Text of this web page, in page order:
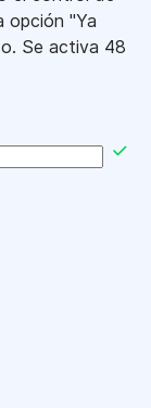
opción "Ya
Se activa 48